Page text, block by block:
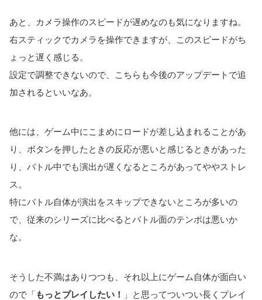
あと、カメラ操作のスピードが遅めなのも気になりますね。
右スティックでカメラを操作できますが、このスピードがち
ょっと遅く感じる。
設定で調整できないので、こちらも今後のアップデートで追
加されるといいなあ。
他には、ゲーム中にこまめにロードが差し込まれることがあ
り、ボタンを押したときの反応が悪いと感じるときがあった
り、バトル中でも演出が遅くなるところがあってややストレ
ス。
特にバトル自体が演出をスキップできないところが多いの
で、従来のシリーズに比べるとバトル面のテンポは悪いか
な。
そうした不満はありつつも、それ以上にゲーム自体が面白い
ので「もっとプレイしたい！
」と思ってついつい長くプレイ